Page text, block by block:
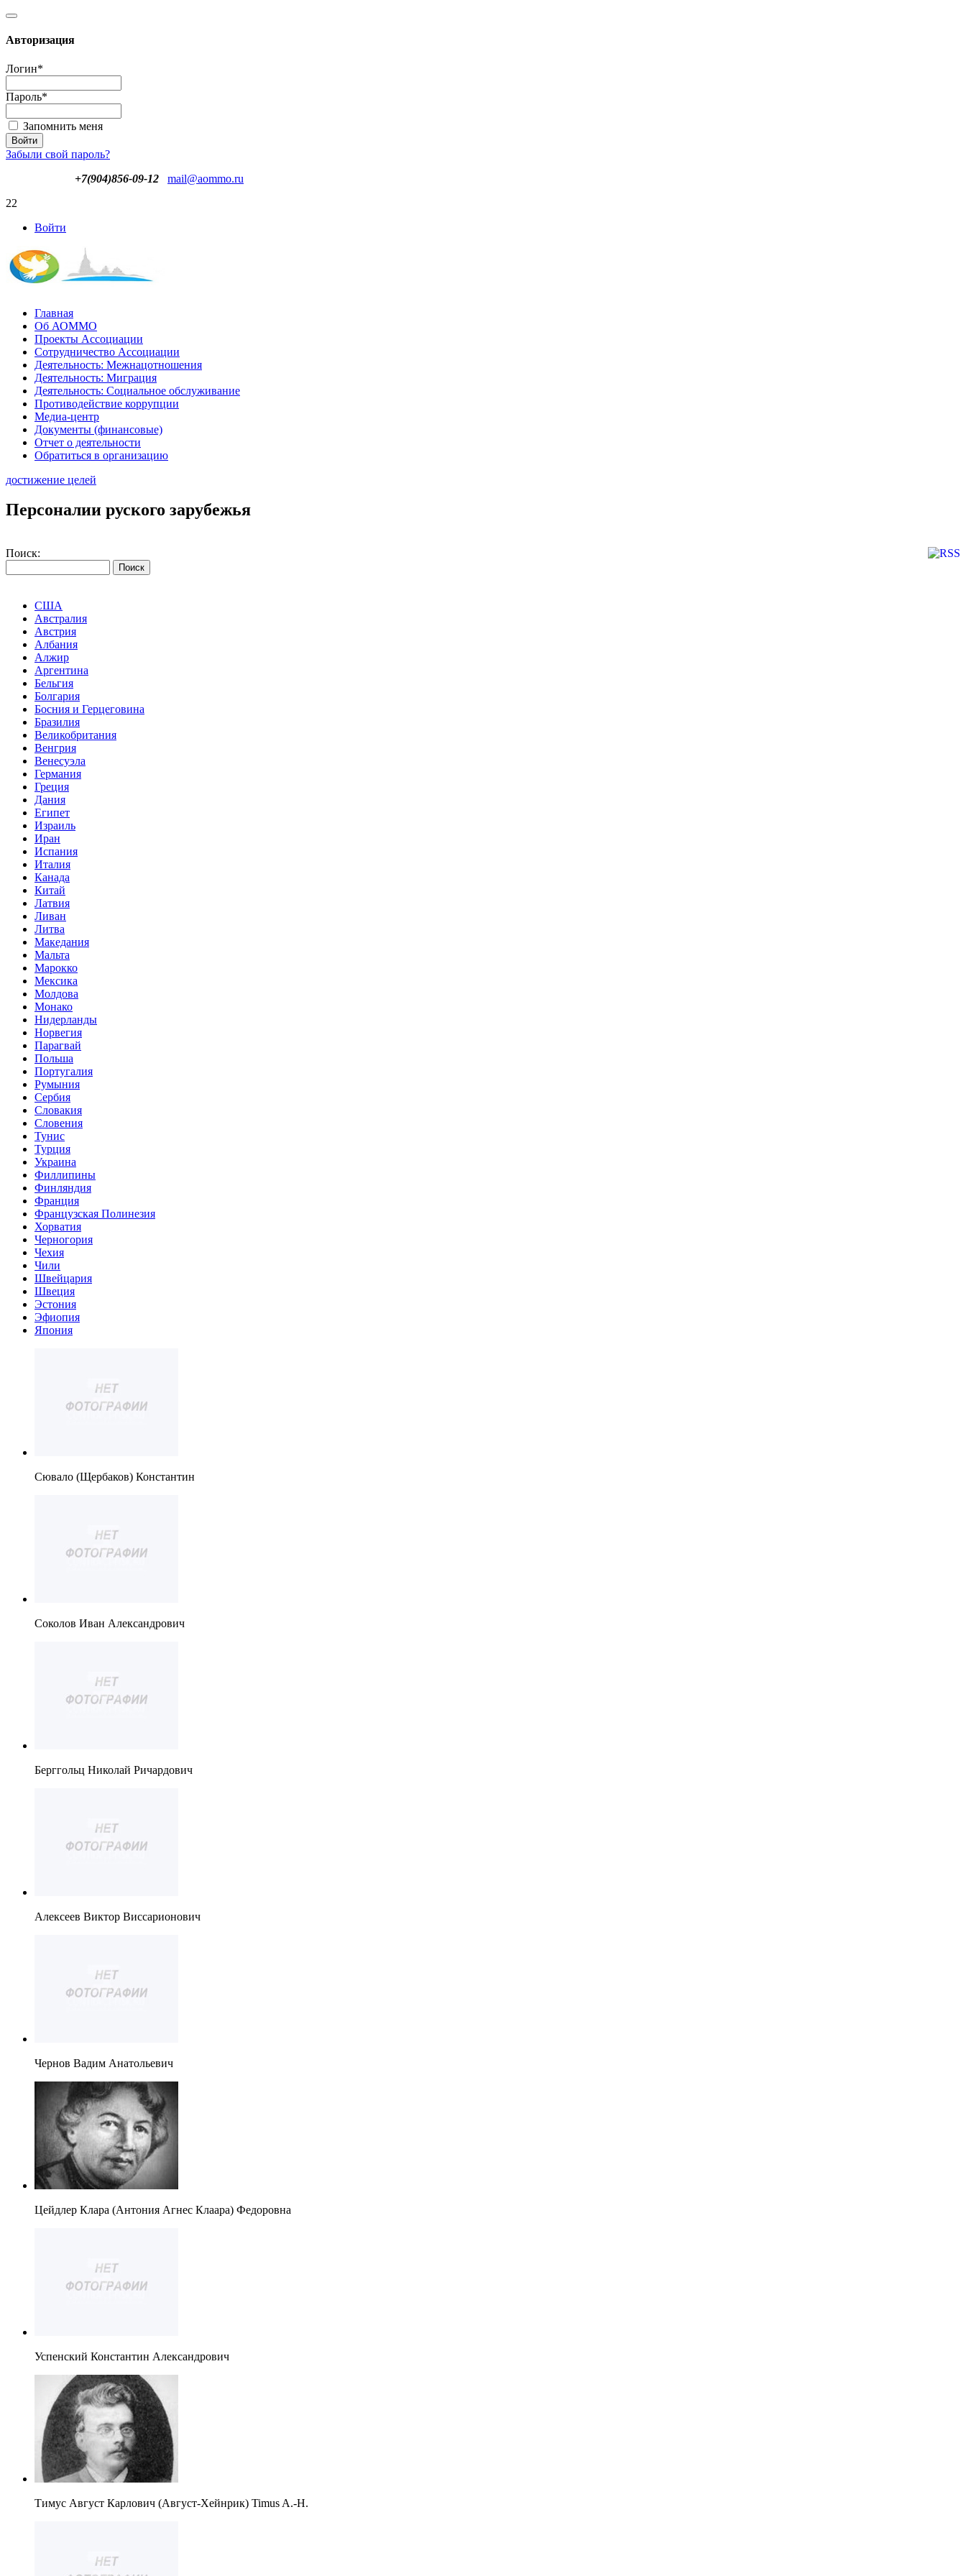
Авторизация
Логин*
Пароль*
Запомнить меня
Забыли свой пароль?
+7(904)856-09-12
mail@aommo.ru
22
Войти
Главная
Об АОММО
Проекты Ассоциации
Сотрудничество Ассоциации
Деятельность: Межнацотношения
Деятельность: Миграция
Деятельность: Социальное обслуживание
Противодействие коррупции
Медиа-центр
Документы (финансовые)
Отчет о деятельности
Обратиться в организацию
достижение целей
Персоналии руского зарубежья
Поиск:
США
Австралия
Австрия
Албания
Алжир
Аргентина
Бельгия
Болгария
Босния и Герцеговина
Бразилия
Великобритания
Венгрия
Венесуэла
Германия
Греция
Дания
Египет
Израиль
Иран
Испания
Италия
Канада
Китай
Латвия
Ливан
Литва
Македания
Мальта
Марокко
Мексика
Молдова
Монако
Нидерланды
Норвегия
Парагвай
Польша
Португалия
Румыния
Сербия
Словакия
Словения
Тунис
Турция
Украина
Филлипины
Финляндия
Франция
Французская Полинезия
Хорватия
Черногория
Чехия
Чили
Швейцария
Швеция
Эстония
Эфиопия
Япония
Сювало (Щербаков) Константин
Соколов Иван Александрович
Берггольц Николай Ричардович
Алексеев Виктор Виссарионович
Чернов Вадим Анатольевич
Цейдлер Клара (Антония Агнес Клаара) Федоровна
Успенский Константин Александрович
Тимус Август Карлович (Август-Хейнрик) Timus A.-H.